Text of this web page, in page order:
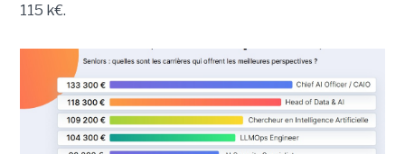
115 k€.